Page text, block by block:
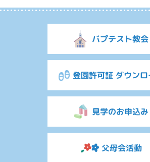
バプテスト教会
登園許可証 ダウンロ
見学のお申込み
父母会活動